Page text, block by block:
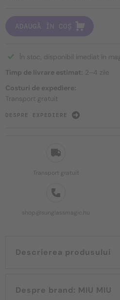
Transport gratuit
shop@sunglassmagic.hu
Descrierea produsului
Despre brand: MIU MIU
ADAUGĂ ÎN COȘ
În stoc, disponibil imediat în
Timp de livrare estimat: 2–4 zile
Costuri de expediere:
Transport gratuit
DESPRE EXPEDIERE